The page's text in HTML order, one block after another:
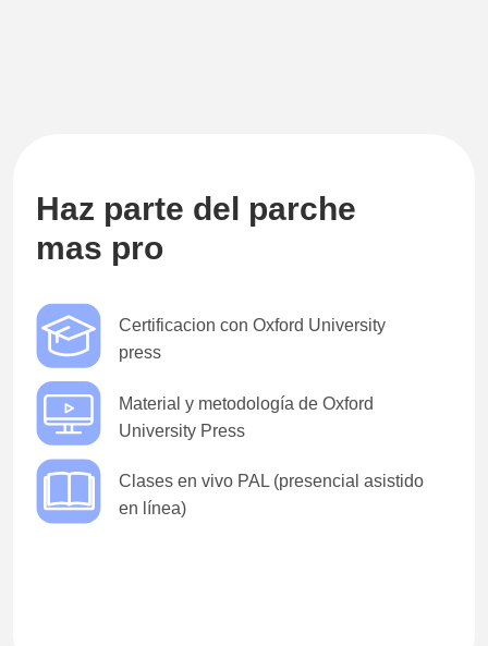
Haz parte del parche
mas pro
Certificacion con Oxford University
press
Material y metodología de Oxford
University Press
Clases en vivo PAL (presencial asistido
en línea)